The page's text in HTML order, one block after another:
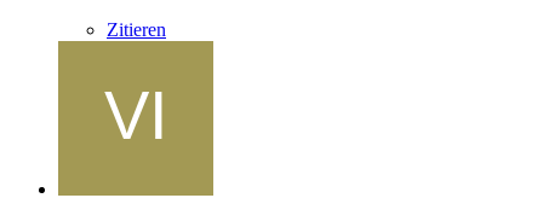
Zitieren